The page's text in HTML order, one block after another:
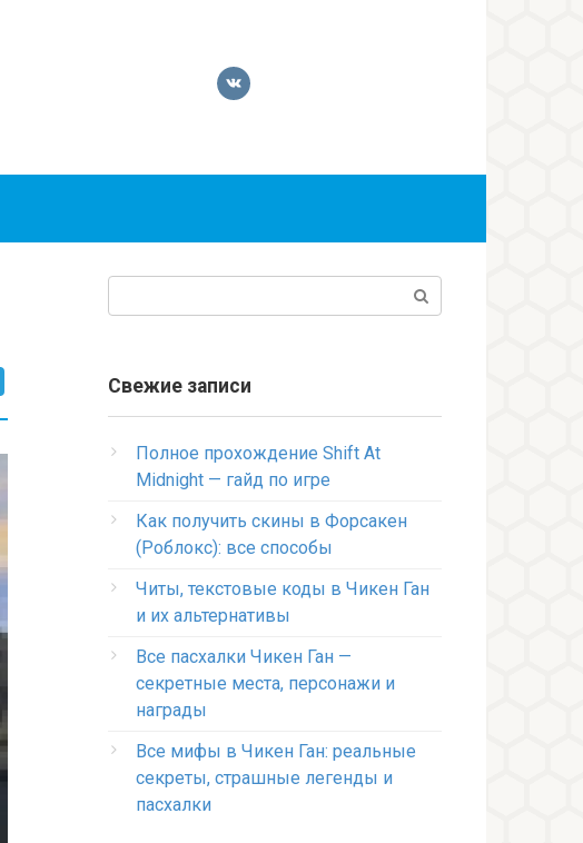
Свежие записи
Полное прохождение Shift At
Midnight — гайд по игре
Как получить скины в Форсакен
(Роблокс): все способы
Читы, текстовые коды в Чикен Ган
и их альтернативы
Все пасхалки Чикен Ган —
секретные места, персонажи и
награды
Все мифы в Чикен Ган: реальные
секреты, страшные легенды и
пасхалки